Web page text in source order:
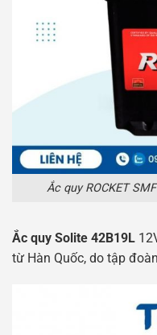
Ắc quy ROCKET
Ắc quy Solite 42B19L
từ Hàn Quốc, do tập